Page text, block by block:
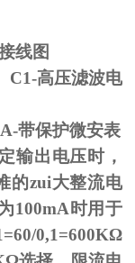
线图
C1-高压滤波电
A-带保护微安表
输出电压时，
的zui大整流电
100mA 时用于
0,1=600KΩ